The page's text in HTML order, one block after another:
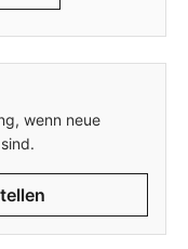
wenn neue